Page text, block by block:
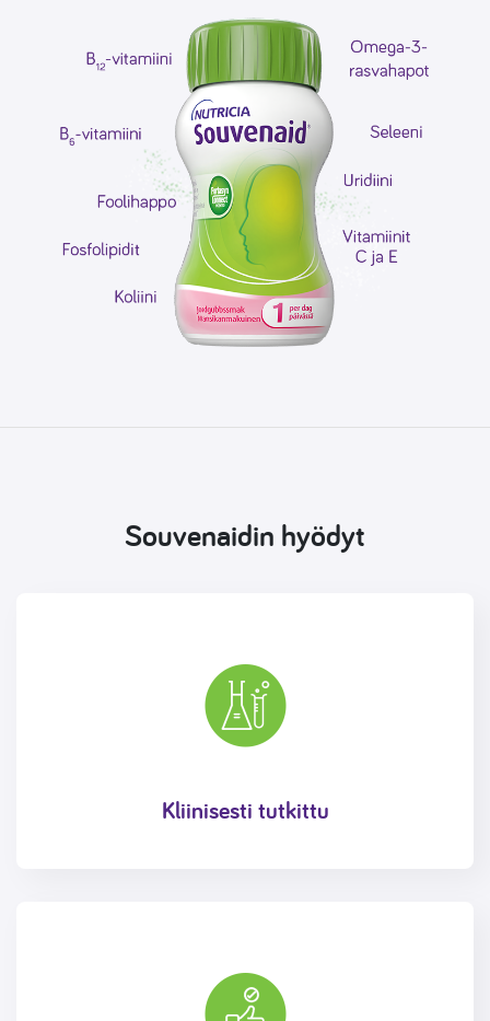
Souvenaidin hyödyt
Kliinisesti tutkittu